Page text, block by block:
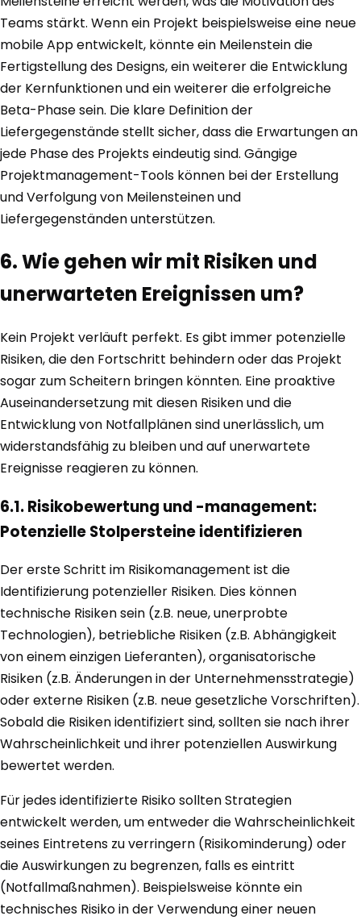
Teams stärkt. Wenn ein Projekt beispielsweise eine neue
mobile App entwickelt, könnte ein Meilenstein die
Fertigstellung des Designs, ein weiterer die Entwicklung
der Kernfunktionen und ein weiterer die erfolgreiche
Beta-Phase sein. Die klare Definition der
Liefergegenstände stellt sicher, dass die Erwartungen an
jede Phase des Projekts eindeutig sind. Gängige
Projektmanagement-Tools können bei der Erstellung
und Verfolgung von Meilensteinen und
Liefergegenständen unterstützen.
6. Wie gehen wir mit Risiken und
unerwarteten Ereignissen um?
Kein Projekt verläuft perfekt. Es gibt immer potenzielle
Risiken, die den Fortschritt behindern oder das Projekt
sogar zum Scheitern bringen könnten. Eine proaktive
Auseinandersetzung mit diesen Risiken und die
Entwicklung von Notfallplänen sind unerlässlich, um
widerstandsfähig zu bleiben und auf unerwartete
Ereignisse reagieren zu können.
6.1. Risikobewertung und -management:
Potenzielle Stolpersteine identifizieren
Der erste Schritt im Risikomanagement ist die
Identifizierung potenzieller Risiken. Dies können
technische Risiken sein (z.B. neue, unerprobte
Technologien), betriebliche Risiken (z.B. Abhängigkeit
von einem einzigen Lieferanten), organisatorische
Risiken (z.B. Änderungen in der Unternehmensstrategie)
oder externe Risiken (z.B. neue gesetzliche Vorschriften).
Sobald die Risiken identifiziert sind, sollten sie nach ihrer
Wahrscheinlichkeit und ihrer potenziellen Auswirkung
bewertet werden.
Für jedes identifizierte Risiko sollten Strategien
entwickelt werden, um entweder die Wahrscheinlichkeit
seines Eintretens zu verringern (Risikominderung) oder
die Auswirkungen zu begrenzen, falls es eintritt
(Notfallmaßnahmen). Beispielsweise könnte ein
technisches Risiko in der Verwendung einer neuen